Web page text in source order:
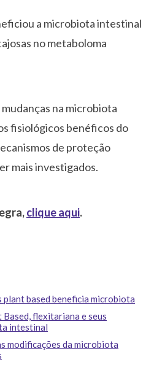
a microbiota intestinal
no metaboloma
na microbiota
fisiológicos benéficos do
de proteção
mais investigados.
clique aqui.
plant based beneficia microbiota
flexitariana e seus
intestinal
modificações da microbiota